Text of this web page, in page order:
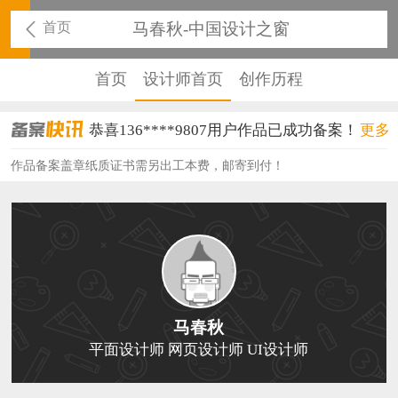
首页 马春秋-中国设计之窗
首页 设计师首页 创作历程
恭喜136****9807用户作品已成功备案！
恭喜159****4930用户作品已成功备案！
恭喜150****6483用户作品已成功备案！
恭喜131****2473用户作品已成功备案！
恭喜159****4201用户作品已成功备案！
恭喜133****6466用户作品已成功备案！
恭喜131****1475用户作品已成功备案！
恭喜133****8874用户作品已成功备案！
更多
作品备案盖章纸质证书需另出工本费，邮寄到付！
马春秋
平面设计师 网页设计师 UI设计师